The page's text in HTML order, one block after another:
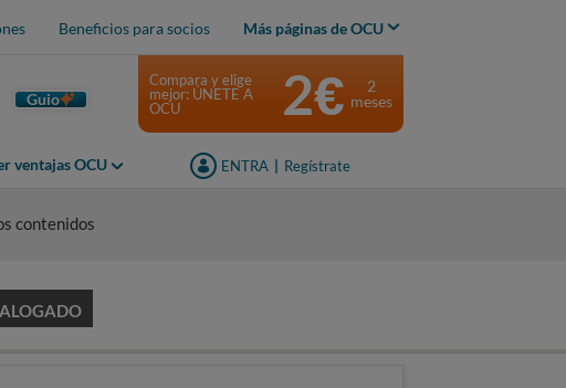
Beneficios para socios Más páginas de OCU
Guio
ventajas OCU ENTRA Regístrate
Compara y elige
mejor: ÚNETE A
OCU
2€
2
meses
contenidos